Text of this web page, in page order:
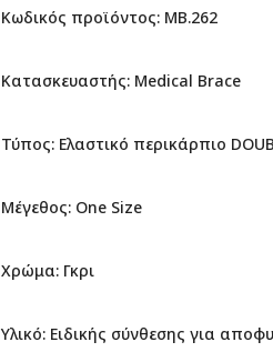
Κωδικός προϊόντος: MB.262
Κατασκευαστής: Medical Brace
Τύπος: Ελαστικό περικάρπιο
Μέγεθος: One Size
Χρώμα: Γκρι
Υλικό: Ειδικής σύνθεσης για